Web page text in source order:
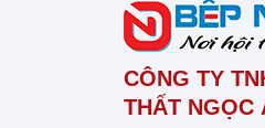
CÔNG TY
THẤT NGỌC